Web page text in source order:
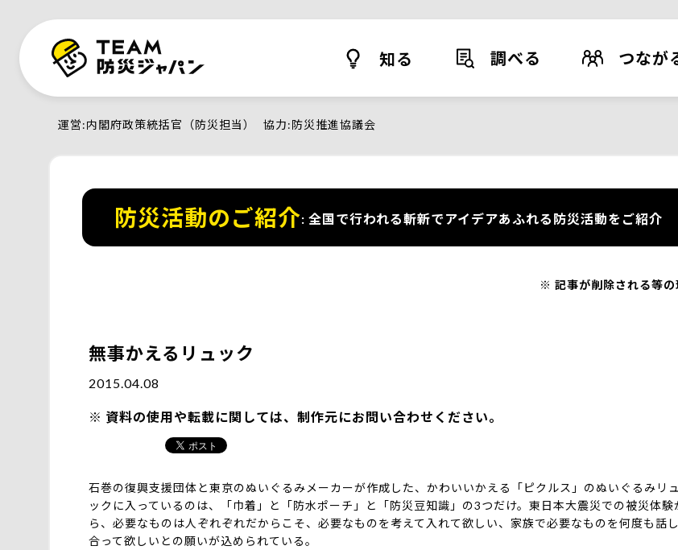
知る 調べる つなが
運営 内閣府政策統括官（防災担当） 協力 防災推進協議会
防災活動のご紹介 全国で行われる斬新でアイデアあふれる防災活動をご紹介
記事が削除される等
無事かえるリュック
2015.04.08
資料の使用や転載に関しては、制作元にお問い合わせください。
石巻の復興支援団体と東京のぬいぐるみメーカーが作成した、かわいいかえる「ピクルス」のぬいぐるみリュ
ックに入っているのは、「巾着」と「防水ポーチ」と「防災豆知識」の3つだけ。東日本大震災での被災体験
ら、必要なものは人ぞれぞれだからこそ、必要なものを考えて入れて欲しい、家族で必要なものを何度も話し
合って欲しいとの願いが込められている。